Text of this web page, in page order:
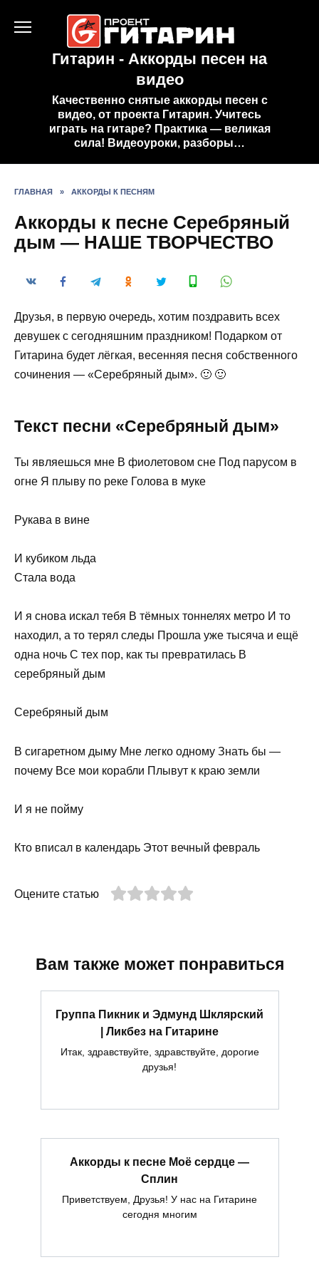
Гитарин - Аккорды песен на
видео
Качественно снятые аккорды песен с
видео, от проекта Гитарин. Учитесь
играть на гитаре? Практика — великая
сила! Видеоуроки, разборы…
ГЛАВНАЯ » АККОРДЫ К ПЕСНЯМ
Аккорды к песне Серебряный
дым — НАШЕ ТВОРЧЕСТВО
Друзья, в первую очередь, хотим поздравить всех
девушек с сегодняшним праздником! Подарком от
Гитарина будет лёгкая, весенняя песня собственного
сочинения — «Серебряный дым». 🙂 🙂
Текст песни «Серебряный дым»
Ты являешься мне В фиолетовом сне Под парусом в
огне Я плыву по реке Голова в муке
Рукава в вине
И кубиком льда
Стала вода
И я снова искал тебя В тёмных тоннелях метро И то
находил, а то терял следы Прошла уже тысяча и ещё
одна ночь С тех пор, как ты превратилась В
серебряный дым
Серебряный дым
В сигаретном дыму Мне легко одному Знать бы —
почему Все мои корабли Плывут к краю земли
И я не пойму
Кто вписал в календарь Этот вечный февраль
Оцените статью
Вам также может понравиться
Группа Пикник и Эдмунд Шклярский
| Ликбез на Гитарине
Итак, здравствуйте, здравствуйте, дорогие
друзья!
Аккорды к песне Моё сердце —
Сплин
Приветствуем, Друзья! У нас на Гитарине
сегодня многим